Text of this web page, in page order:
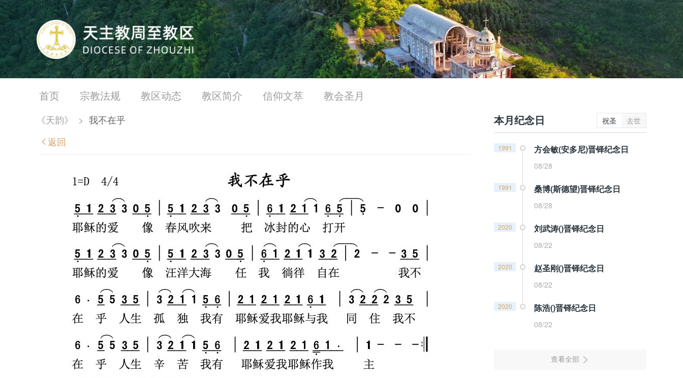
首页 宗教法规 教区动态 教区简介 信仰文萃 教会圣月
《天韵》 > 我不在乎
返回
本月纪念日 祝圣 去世
1991 方会敏(安多尼)晋铎纪念日
08/28
1991 桑博(斯德望)晋铎纪念日
08/28
2020 刘武涛()晋铎纪念日
08/22
2020 赵圣刚()晋铎纪念日
08/22
2020 陈浩()晋铎纪念日
08/22